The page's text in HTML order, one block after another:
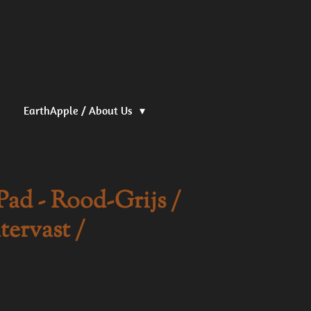
EarthApple / About Us
- Rood-Grijs /
/